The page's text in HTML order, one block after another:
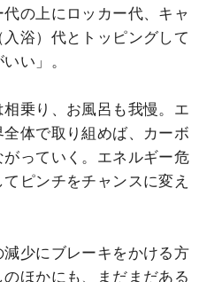
の上にロッカー代、キャ
浴）代とトッピングして
い」。
乗り、お風呂も我慢。エ
体で取り組めば、カーボ
っていく。エネルギー危
ピンチをチャンスに変え
少にブレーキをかける方
ほかにも、まだまだある